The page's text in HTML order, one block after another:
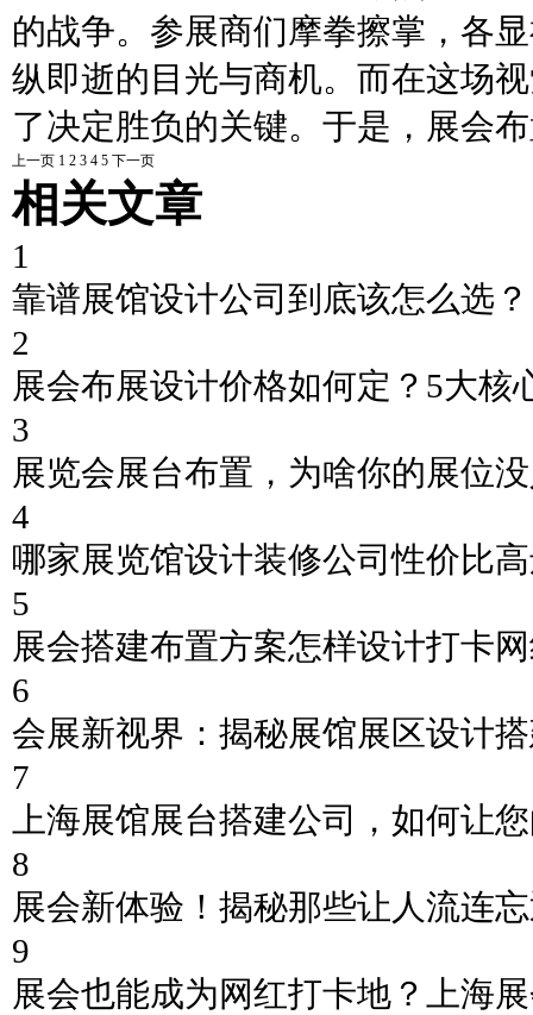
的战争。参展商们摩拳擦掌，各
纵即逝的目光与商机。而在这场
了决定胜负的关键。于是，展会
上一页 1 2 3 4 5 下一页
相关文章
1
靠谱展馆设计公司到底该怎么选？
2
展会布展设计价格如何定？5大核
3
展览会展台布置，为啥你的展位
4
哪家展览馆设计装修公司性价比
5
展会搭建布置方案怎样设计打卡
6
会展新视界：揭秘展馆展区设计
7
上海展馆展台搭建公司，如何让
8
展会新体验！揭秘那些让人流连
9
展会也能成为网红打卡地？上海